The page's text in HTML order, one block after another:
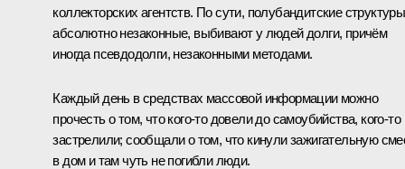
коллекторских агентств. По сути, полубандитские
абсолютно незаконные, выбивают у людей долги, причём
иногда псевдодолги, незаконными методами.
Каждый день в средствах массовой информации можно
прочесть о том, что кого‑то довели до самоубийства, кого‑то
застрелили; сообщали о том, что кинули зажигательную
в дом и там чуть не погибли люди.